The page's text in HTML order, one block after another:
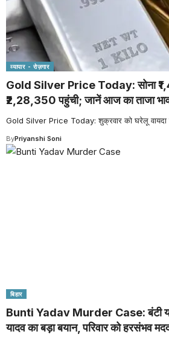
व्यापार - रोज़गार
Gold Silver Price Today: सोना
₹2,28,350 पहुंची; जानें आज का ताजा
Gold Silver Price Today: शुक्रवार को घरेलू वायदा
ByPriyanshi Soni
बिहार
Bunti Yadav Murder Case: बंटी
यादव का बड़ा बयान, परिवार को हरसंभव